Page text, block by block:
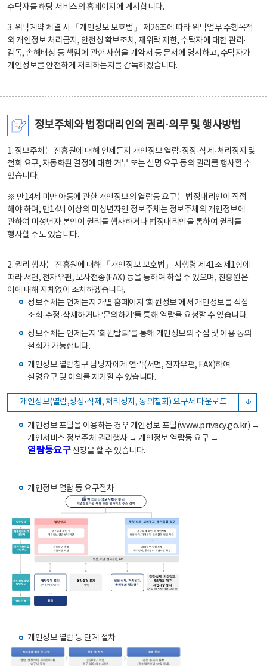
수탁자를 해당 서비스의 홈페이지에 게시합니다.
3. 위탁계약 체결 시 「개인정보 보호법」 제26조에 따라 위탁업무 수행목적
외 개인정보 처리금지, 안전성 확보조치, 재위탁 제한, 수탁자에 대한 관리·
감독, 손해배상 등 책임에 관한 사항을 계약서 등 문서에 명시하고, 수탁자가
개인정보를 안전하게 처리하는지를 감독하겠습니다.
정보주체와 법정대리인의 권리·의무 및 행사방법
1. 정보주체는 진흥원에 대해 언제든지 개인정보 열람·정정·삭제·처리정지 및
철회 요구, 자동화된 결정에 대한 거부 또는 설명 요구 등의 권리를 행사할 수
있습니다.
※ 만14세 미만 아동에 관한 개인정보의 열람등 요구는 법정대리인이 직접
해야 하며, 만14세 이상의 미성년자인 정보주체는 정보주체의 개인정보에
관하여 미성년자 본인이 권리를 행사하거나 법정대리인을 통하여 권리를
행사할 수도 있습니다.
2. 권리 행사는 진흥원에 대해 「개인정보 보호법」 시행령 제41조 제1항에
따라 서면, 전자우편, 모사전송(FAX) 등을 통하여 하실 수 있으며, 진흥원은
이에 대해 지체없이 조치하겠습니다.
정보주체는 언제든지 개별 홈페이지 ‘회원정보’에서 개인정보를 직접
조회·수정·삭제하거나 ‘문의하기’를 통해 열람을 요청할 수 있습니다.
정보주체는 언제든지 ‘회원탈퇴’를 통해 개인정보의 수집 및 이용 동의
철회가 가능합니다.
개인정보 열람청구 담당자에게 연락(서면, 전자우편, FAX)하여
설명요구 및 이의를 제기할 수 있습니다.
개인정보(열람,정정·삭제, 처리정지, 동의철회) 요구서 다운로드
개인정보 포털을 이용하는 경우 개인정보 포털(www.privacy.go.kr) →
개인서비스 정보주체 권리행사 → 개인정보 열람등 요구 →
열람등요구신청을 할 수 있습니다.
개인정보 열람 등 요구절차
개인정보 열람 등 단계 절차